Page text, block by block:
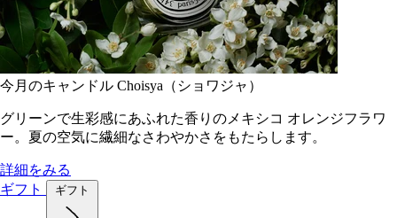
今月のキャンドル Choisya（ショワジャ）
グリーンで生彩感にあふれた香りのメキシコ オレンジフラワ
ー。夏の空気に繊細なさわやかさをもたらします。
詳細をみる
ギフト
ギフト